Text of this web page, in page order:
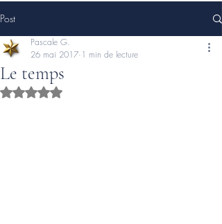
Post
Le temps
Pascale G.
26 mai 2017 1 min de lecture
Noté NaN étoiles sur 5.